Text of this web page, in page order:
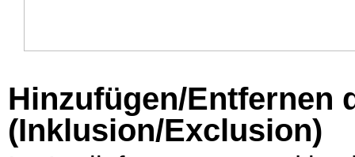
Hinzufügen/Entfernen
(Inklusion/Exclusion)